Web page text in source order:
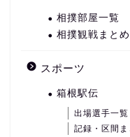
相撲部屋一覧
相撲観戦まとめ
スポーツ
箱根駅伝
出場選手一覧
記録・区間ま